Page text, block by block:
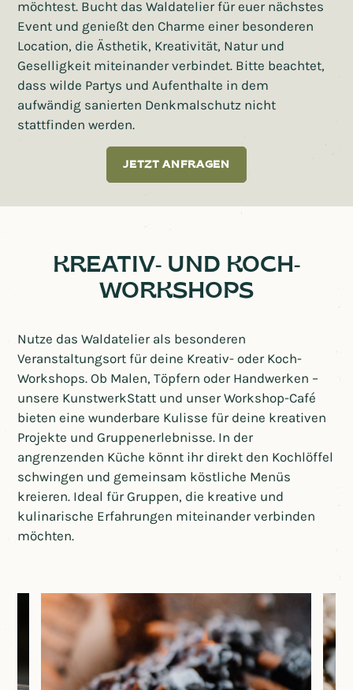
möchtest. Bucht das Waldatelier für euer nächstes
Event und genießt den Charme einer besonderen
Location, die Ästhetik, Kreativität, Natur und
Geselligkeit miteinander verbindet. Bitte beachtet,
dass wilde Partys und Aufenthalte in dem
aufwändig sanierten Denkmalschutz nicht
stattfinden werden.
JETZT ANFRAGEN
KREATIV- UND KOCH-
WORKSHOPS
Nutze das Waldatelier als besonderen
Veranstaltungsort für deine Kreativ- oder Koch-
Workshops. Ob Malen, Töpfern oder Handwerken –
unsere KunstwerkStatt und unser Workshop-Café
bieten eine wunderbare Kulisse für deine kreativen
Projekte und Gruppenerlebnisse. In der
angrenzenden Küche könnt ihr direkt den Kochlöffel
schwingen und gemeinsam köstliche Menüs
kreieren. Ideal für Gruppen, die kreative und
kulinarische Erfahrungen miteinander verbinden
möchten.